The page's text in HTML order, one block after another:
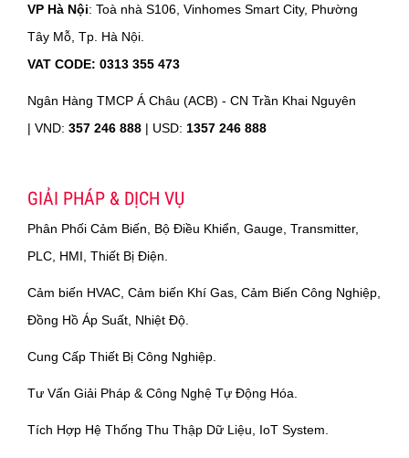
VP Hà Nội: Toà nhà S106, Vinhomes Smart City, Phường
Tây Mỗ, Tp. Hà Nội.
VAT CODE: 0313 355 473
Ngân Hàng TMCP Á Châu (ACB) - CN Trần Khai Nguyên
| VND: 357 246 888 | USD: 1357 246 888
GIẢI PHÁP & DỊCH VỤ
Phân Phối Cảm Biến, Bộ Điều Khiển, Gauge, Transmitter,
PLC, HMI, Thiết Bị Điện.
Cảm biến HVAC, Cảm biến Khí Gas, Cảm Biến Công Nghiệp,
Đồng Hồ Áp Suất, Nhiệt Độ.
Cung Cấp Thiết Bị Công Nghiệp.
Tư Vấn Giải Pháp & Công Nghệ Tự Động Hóa.
Tích Hợp Hệ Thống Thu Thập Dữ Liệu, IoT System.